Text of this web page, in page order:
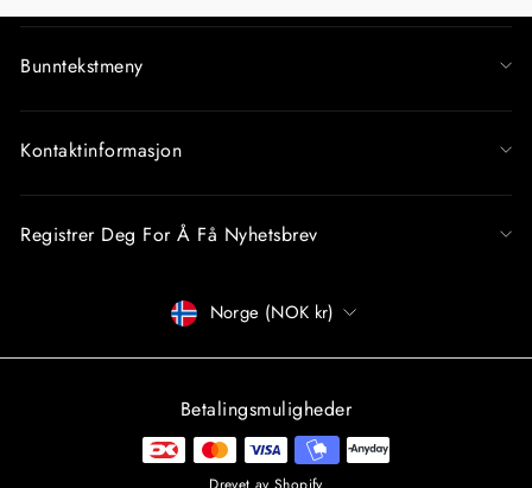
Bunntekstmeny
Kontaktinformasjon
Registrer Deg For Å Få Nyhetsbrev
Betalingsmåter
Norge (NOK kr)
Betalingsmuligheder